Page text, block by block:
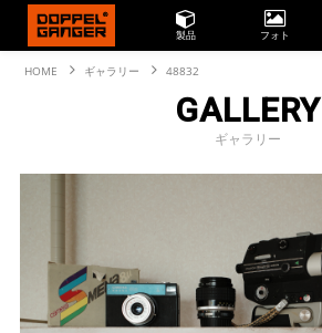
製品 フォト
HOME ギャラリー 48832
GALLERY
ギャラリー